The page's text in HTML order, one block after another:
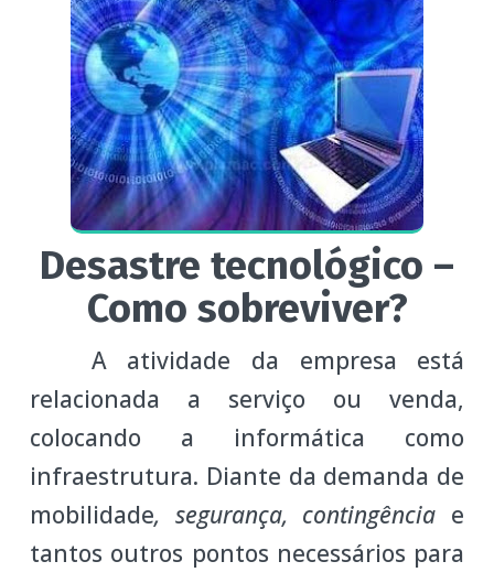
Desastre tecnológico –
Como sobreviver?
A atividade da empresa está
relacionada a serviço ou venda,
colocando a informática como
infraestrutura. Diante da demanda de
mobilidade, segurança, contingência e
tantos outros pontos necessários para